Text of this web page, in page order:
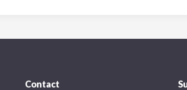
Contact